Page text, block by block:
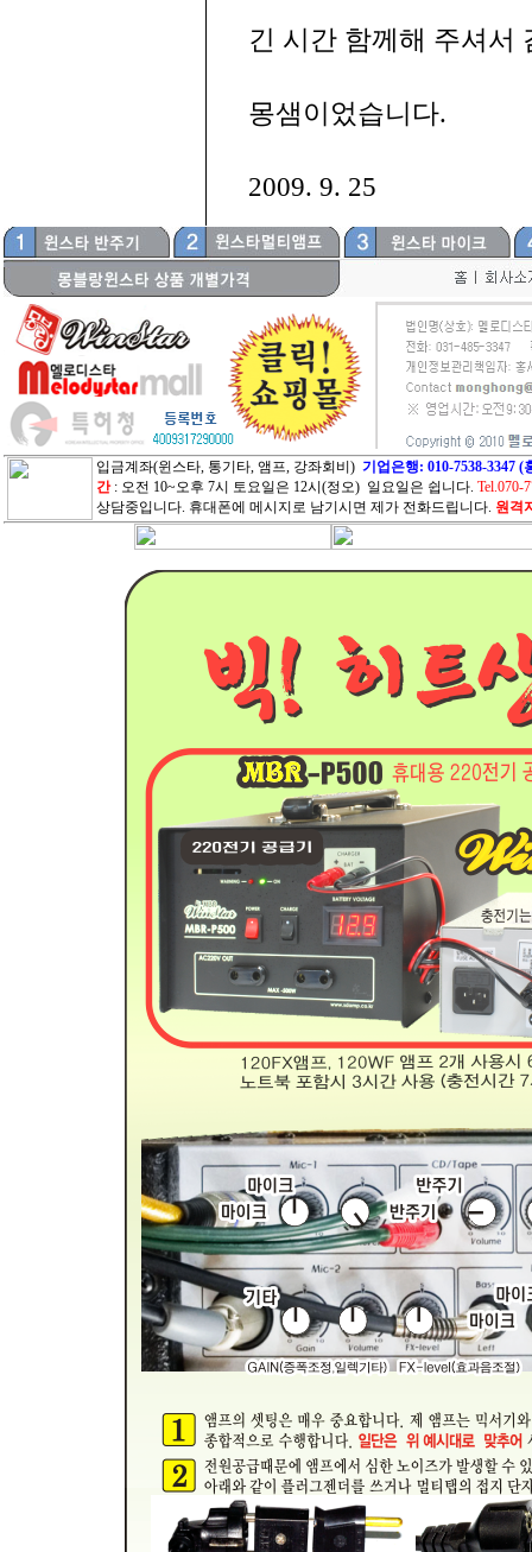
긴 시간 함께해 주셔서
몽샘이었습니다.
2009. 9. 25
입금계좌(윈스타, 통기타, 앰프, 강좌회비) 기업은행: 010-7538-3347
간 : 오전 10~오후 7시 토요일은 12시(정오) 일요일은 쉽니다. Tel.070-
상담중입니다. 휴대폰에 메시지로 남기시면 제가 전화드립니다. 원격